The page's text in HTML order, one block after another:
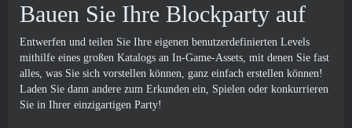
Bauen Sie Ihre Blockparty auf
Entwerfen und teilen Sie Ihre eigenen benutzerdefinierten Levels
mithilfe eines großen Katalogs an In-Game-Assets, mit denen Sie fast
alles, was Sie sich vorstellen können, ganz einfach erstellen können!
Laden Sie dann andere zum Erkunden ein, Spielen oder konkurrieren
Sie in Ihrer einzigartigen Party!